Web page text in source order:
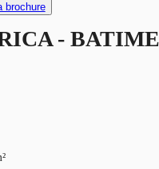
brochure
-